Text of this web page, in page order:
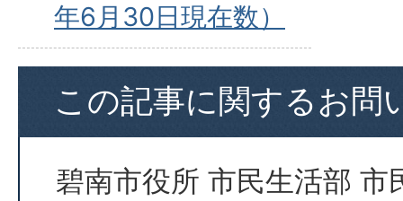
年6月30日現在数）
この記事に関するお問
碧南市役所 市民生活部 市